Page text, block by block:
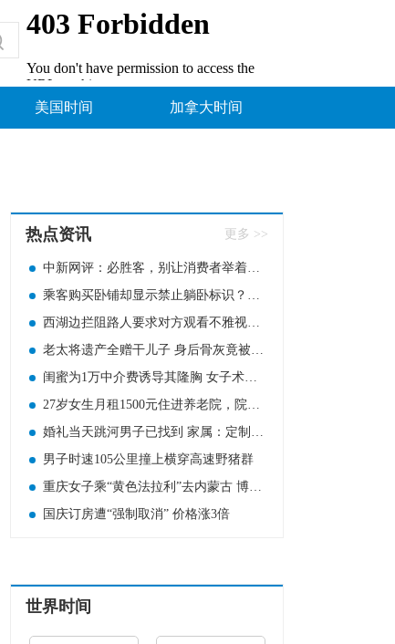
美国时间 加拿大时间
热点资讯 更多 >>
中新网评：必胜客，别让消费者举着放大镜吃饭
乘客购买卧铺却显示禁止躺卧标识？12306回应
西湖边拦阻路人要求对方观看不雅视频！男网红被判七个月
老太将遗产全赠干儿子 身后骨灰竟被撒于山野
闺蜜为1万中介费诱导其隆胸 女子术后感染致左胸部分切除
27岁女生月租1500元住进养老院，院方回应
婚礼当天跳河男子已找到 家属：定制婚服上有新郎的名字
男子时速105公里撞上横穿高速野猪群
重庆女子乘“黄色法拉利”去内蒙古 博主:出租车回头率很高
国庆订房遭“强制取消” 价格涨3倍
世界时间